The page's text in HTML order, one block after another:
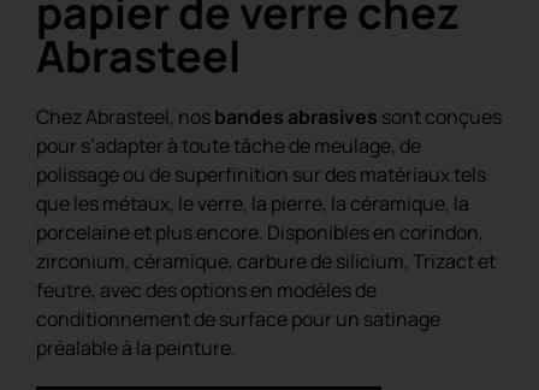
papier de verre chez
Abrasteel
Chez Abrasteel, nosbandes abrasives sont conçues
pour s’adapter à toute tâche de meulage, de
polissage ou de superfinition sur des matériaux tels
que les métaux, le verre, la pierre, la céramique, la
porcelaine et plus encore. Disponibles en corindon,
zirconium, céramique, carbure de silicium, Trizact et
feutre, avec des options en modèles de
conditionnement de surface pour un satinage
préalable à la peinture.